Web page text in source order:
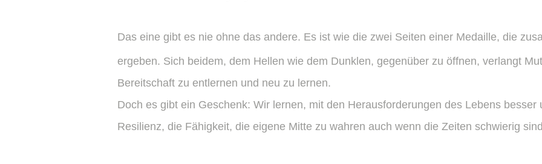
Das eine gibt es nie ohne das andere. Es ist wie die zwei Seiten einer Medaille, die
ergeben. Sich beidem, dem Hellen wie dem Dunklen, gegenüber zu öffnen, verlangt
Bereitschaft zu entlernen und neu zu lernen.
Doch es gibt ein Geschenk: Wir lernen, mit den Herausforderungen des Lebens besser
Resilienz, die Fähigkeit, die eigene Mitte zu wahren auch wenn die Zeiten schwierig